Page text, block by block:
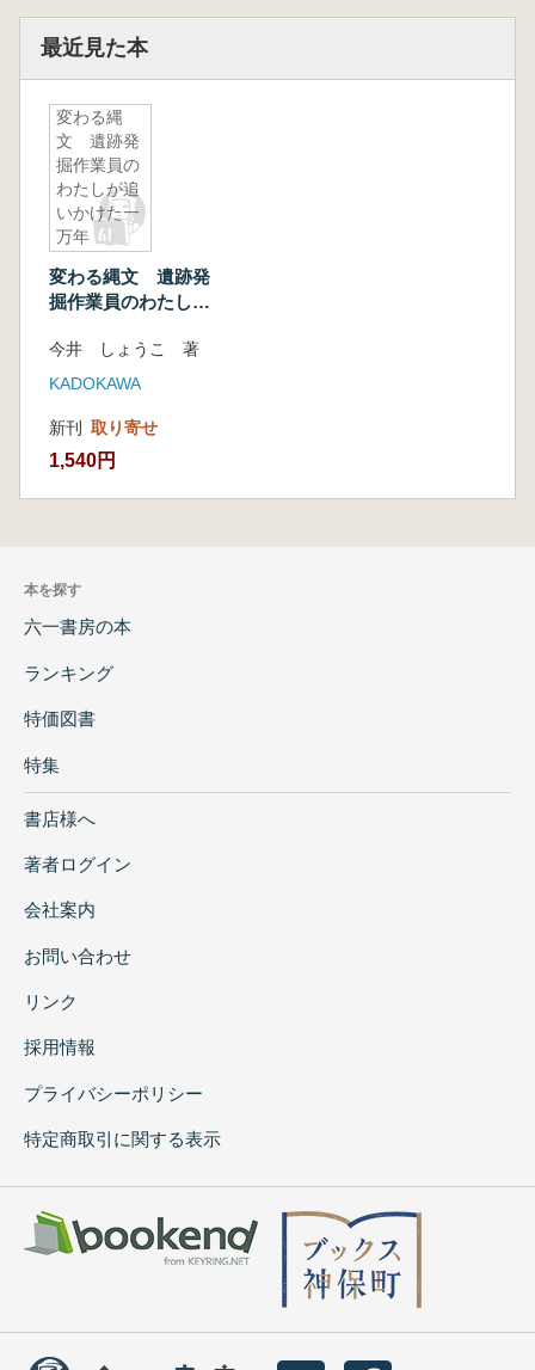
最近見た本
変わる縄
文 遺跡発
掘作業員の
わたしが追
いかけた一
万年
変わる縄文 遺跡発
掘作業員のわたしが
今井 しょうこ 著
KADOKAWA
新刊 取り寄せ
1,540円
本を探す
六一書房の本
ランキング
特価図書
特集
書店様へ
著者ログイン
会社案内
お問い合わせ
リンク
採用情報
プライバシーポリシー
特定商取引に関する表示